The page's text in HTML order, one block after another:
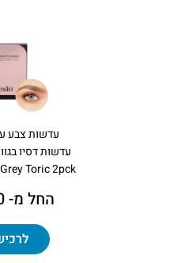
עדשות צבע
עדשות דסיו
Toric 2pck
החל מ- 490 ₪